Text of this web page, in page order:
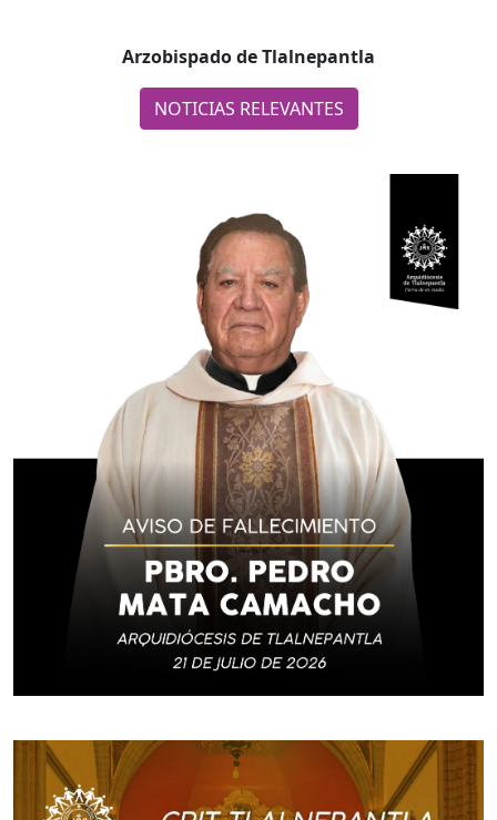
Arzobispado de Tlalnepantla
NOTICIAS RELEVANTES